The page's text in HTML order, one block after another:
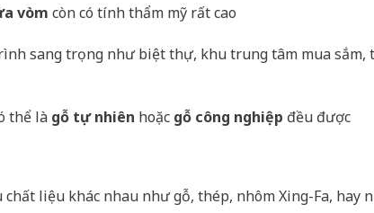
vòm còn có tính thẩm mỹ rất cao
sang trọng như biệt thự, khu trung tâm mua sắm,
thể là gỗ tự nhiên hoặc gỗ công nghiệp đều được
liệu khác nhau như gỗ, thép, nhôm Xing-Fa, hay